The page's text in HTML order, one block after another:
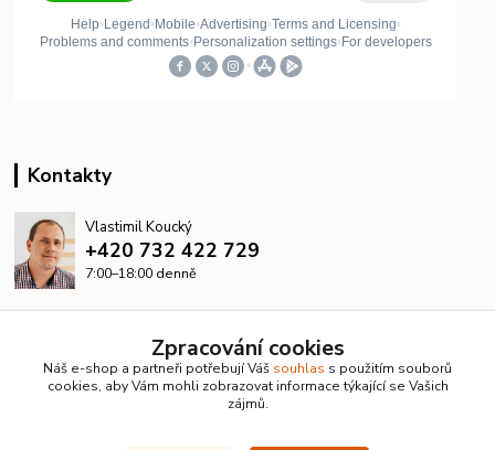
Kontakty
Vlastimil Koucký
+420 732 422 729
7:00–18:00 denně
Zpracování cookies
Náš e-shop a partneři potřebují Váš souhlas s použitím souborů
cookies, aby Vám mohli zobrazovat informace týkající se Vašich
zájmů.